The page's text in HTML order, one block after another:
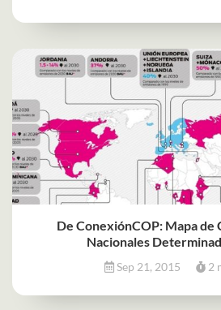
De ConexiónCOP: Mapa
Nacionales
Sep 21, 2015 2